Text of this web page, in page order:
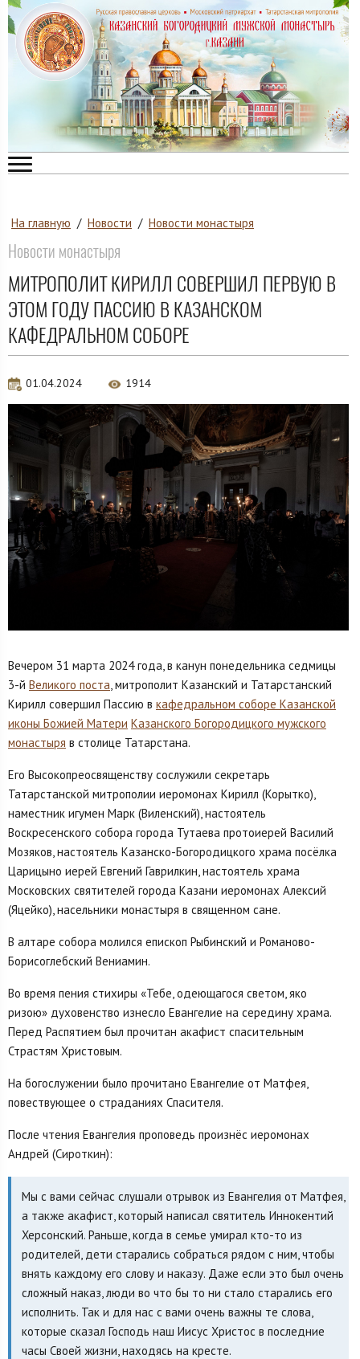
На главную / Новости / Новости монастыря
Новости монастыря
МИТРОПОЛИТ КИРИЛЛ СОВЕРШИЛ ПЕРВУЮ В
ЭТОМ ГОДУ ПАССИЮ В КАЗАНСКОМ
КАФЕДРАЛЬНОМ СОБОРЕ
01.04.2024 1914
Вечером 31 марта 2024 года, в канун понедельника седмицы
3-й Великого поста, митрополит Казанский и Татарстанский
Кирилл совершил Пассию в кафедральном соборе Казанской
иконы Божией Матери Казанского Богородицкого мужского
монастыря в столице Татарстана.
Его Высокопреосвященству сослужили секретарь
Татарстанской митрополии иеромонах Кирилл (Корытко),
наместник игумен Марк (Виленский), настоятель
Воскресенского собора города Тутаева протоиерей Василий
Мозяков, настоятель Казанско-Богородицкого храма посёлка
Царицыно иерей Евгений Гаврилкин, настоятель храма
Московских святителей города Казани иеромонах Алексий
(Яцейко), насельники монастыря в священном сане.
В алтаре собора молился епископ Рыбинский и Романово-
Борисоглебский Вениамин.
Во время пения стихиры «Тебе, одеющагося светом, яко
ризою» духовенство изнесло Евангелие на середину храма.
Перед Распятием был прочитан акафист спасительным
Страстям Христовым.
На богослужении было прочитано Евангелие от Матфея,
повествующее о страданиях Спасителя.
После чтения Евангелия проповедь произнёс иеромонах
Андрей (Сироткин):
Мы с вами сейчас слушали отрывок из Евангелия от Матфея,
а также акафист, который написал святитель Иннокентий
Херсонский. Раньше, когда в семье умирал кто-то из
родителей, дети старались собраться рядом с ним, чтобы
внять каждому его слову и наказу. Даже если это был очень
сложный наказ, люди во что бы то ни стало старались его
исполнить. Так и для нас с вами очень важны те слова,
которые сказал Господь наш Иисус Христос в последние
часы Своей жизни, находясь на кресте.